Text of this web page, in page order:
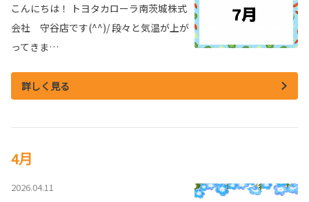
こんにちは！ トヨタカローラ南茨城株式
会社 守谷店です(^^)/ 段々と気温が上が
ってきま…
詳しく見る
4月
2026.04.11